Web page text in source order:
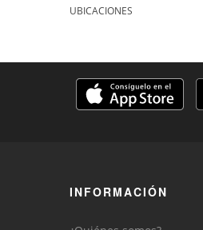
UBICACIONES
INFORMACIÓN